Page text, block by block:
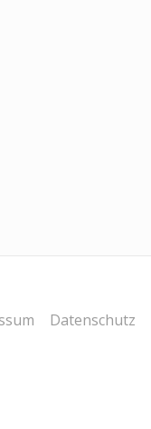
Datenschutz